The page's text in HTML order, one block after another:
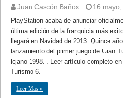
Juan Cascón Baños 16 mayo,
PlayStation acaba de anunciar
última edición de la franquicia más
llegará en Navidad de 2013. Quince
lanzamiento del primer juego de Gran
lejano 1998. . Leer artículo completo
Turismo 6.
Leer Mas »